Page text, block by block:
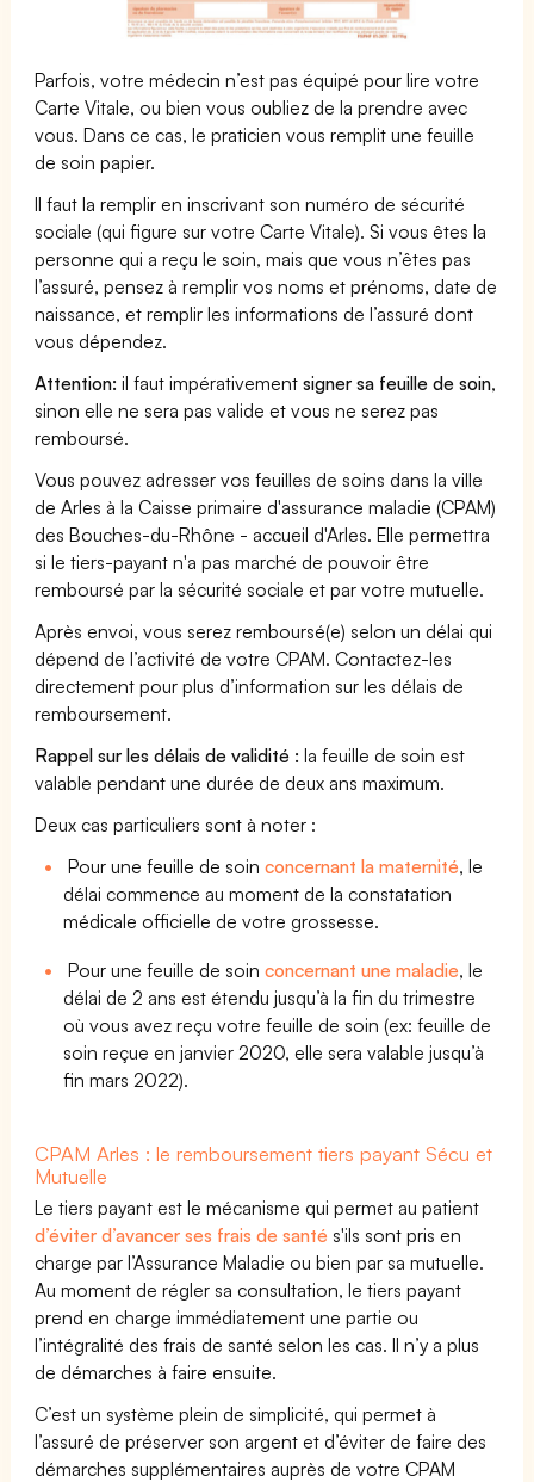
Parfois, votre médecin n’est pas équipé pour lire votre
Carte Vitale, ou bien vous oubliez de la prendre avec
vous. Dans ce cas, le praticien vous remplit une feuille
de soin papier.
Il faut la remplir en inscrivant son numéro de sécurité
sociale (qui figure sur votre Carte Vitale). Si vous êtes la
personne qui a reçu le soin, mais que vous n’êtes pas
l’assuré, pensez à remplir vos noms et prénoms, date de
naissance, et remplir les informations de l’assuré dont
vous dépendez.
Attention: il faut impérativementsigner sa feuille de soin,
sinon elle ne sera pas valide et vous ne serez pas
remboursé.
Vous pouvez adresser vos feuilles de soins dans la ville
de Arles à la Caisse primaire d'assurance maladie (CPAM)
des Bouches-du-Rhône - accueil d'Arles. Elle permettra
si le tiers-payant n'a pas marché de pouvoir être
remboursé par la sécurité sociale et par votre mutuelle.
Après envoi, vous serez remboursé(e) selon un délai qui
dépend de l’activité de votre CPAM. Contactez-les
directement pour plus d’information sur les délais de
remboursement.
Rappel sur les délais de validité : la feuille de soin est
valable pendant une durée de deux ans maximum.
Deux cas particuliers sont à noter :
Pour une feuille de soinconcernant la maternité, le
délai commence au moment de la constatation
médicale officielle de votre grossesse.
Pour une feuille de soinconcernant une maladie, le
délai de 2 ans est étendu jusqu’à la fin du trimestre
où vous avez reçu votre feuille de soin (ex: feuille de
soin reçue en janvier 2020, elle sera valable jusqu’à
fin mars 2022).
CPAM Arles : le remboursement tiers payant Sécu et
Mutuelle
Le tiers payant est le mécanisme qui permet au patient
d’éviter d’avancer ses frais de santé s'ils sont pris en
charge par l’Assurance Maladie ou bien par sa mutuelle.
Au moment de régler sa consultation, le tiers payant
prend en charge immédiatement une partie ou
l’intégralité des frais de santé selon les cas. Il n’y a plus
de démarches à faire ensuite.
C’est un système plein de simplicité, qui permet à
l’assuré de préserver son argent et d’éviter de faire des
démarches supplémentaires auprès de votre CPAM